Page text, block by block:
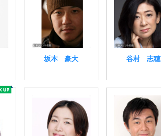
坂本 豪大 谷村 志穂